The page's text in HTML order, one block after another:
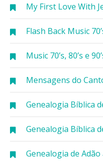
My First Love With
Flash Back Music
Music 70’s, 80’s e
Mensagens do
Genealogia Bíblica
Genealogia Bíblica
Genealogia de Adão